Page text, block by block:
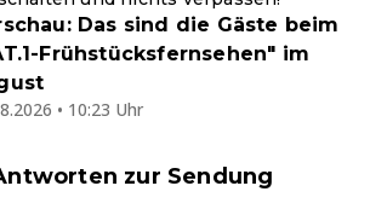
Das sind die Gäste beim
Frühstücksfernsehen" im
• 10:23 Uhr
zur Sendung